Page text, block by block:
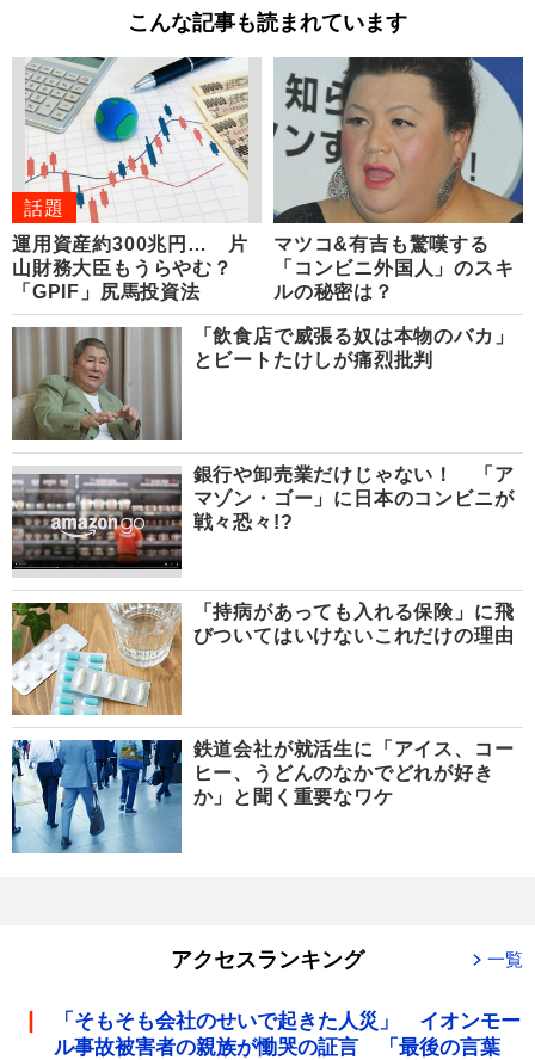
こんな記事も読まれています
話題
運用資産約300兆円… 片
山財務大臣もうらやむ？
「GPIF」尻馬投資法
マツコ&有吉も驚嘆する
「コンビニ外国人」のスキ
ルの秘密は？
「飲食店で威張る奴は本物のバカ」
とビートたけしが痛烈批判
銀行や卸売業だけじゃない！ 「ア
マゾン・ゴー」に日本のコンビニが
戦々恐々!?
「持病があっても入れる保険」に飛
びついてはいけないこれだけの理由
鉄道会社が就活生に「アイス、コー
ヒー、うどんのなかでどれが好き
か」と聞く重要なワケ
アクセスランキング 一覧
「そもそも会社のせいで起きた人災」 イオンモー
ル事故被害者の親族が慟哭の証言 「最後の言葉